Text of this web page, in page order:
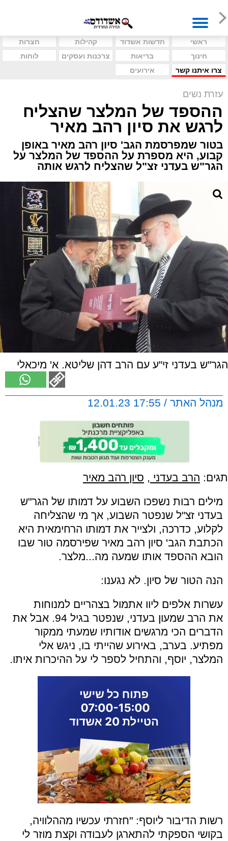
ראשי חדשות אשדוד קהילות
חצרות
חינוך
בריאות צרכנות ועסקים
לוחות
צרו איתנו קשר
אירועים
עזרת נשים
ההספד של המלצר שהצליח
לרגש את סיון רהב מאיר
בטור שמפרסמת הגב' סיון רהב מאיר באופן
קבוע, היא מספרת על ההספד של המלצר על
הגר"ש בעדני זצ"ל שהצליח לרגש אותה
הגר"ש בעדני זי"ע עם הרב דהן שליטא. א' מיכאלי
מנהל האתר / 17:55 12.01.23
תגים: הרב בעדני , סיון רהב מאיר
מילים רבות נשפכו השבוע על דמותו של הגר"ש
בעדני זצ"ל שנפטר השבוע, אך מי שהצליחה
לקלוע, כדרכה, ולצייר את דמותו הרחימאית היא
הכתבת הגב' סיון רהב מאיר שפירסמה טור שבו
הובא ההספד אותו שמעה מה...מלצר.
הנה הטור של סיון. לא נגענו:
עשרות אלפים ליוו אתמול בצהריים למנוחות
את הרב שמעון בעדני,
שנפטר בגיל 94. אבל את
הדברים הכי מרגשים אודותיו שמעתי ממקור
מפתיע. בערב, באירוע שהייתי בו, ניגש אלי
המלצר, יוסף, והתחיל לספר לי על ההיכרות איתו.
רשות הדיבור ליוסף:
"חזרתי עכשיו מההלוויה,
בקושי הספקתי להתארגן לעבודה וקצת מוזר לי